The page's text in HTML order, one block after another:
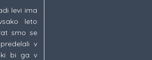
levi ima
leto
smo se
v
ki bi ga v